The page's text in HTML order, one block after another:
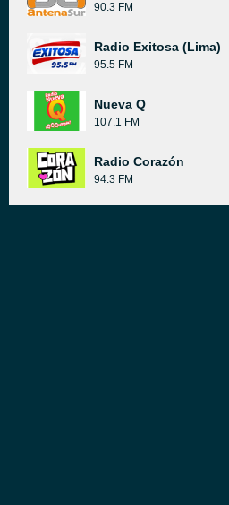
90.3 FM
Radio Exitosa (Lima)
95.5 FM
Nueva Q
107.1 FM
Radio Corazón
94.3 FM